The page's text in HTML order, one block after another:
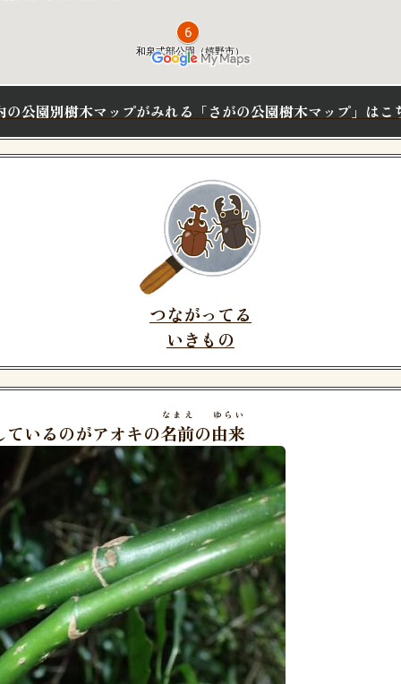
の公園別樹木マップがみれる 「さがの公園樹木マップ」はこ
つながってる
いきもの
ているのがアオキの名前
なまえ
の由来
ゆらい